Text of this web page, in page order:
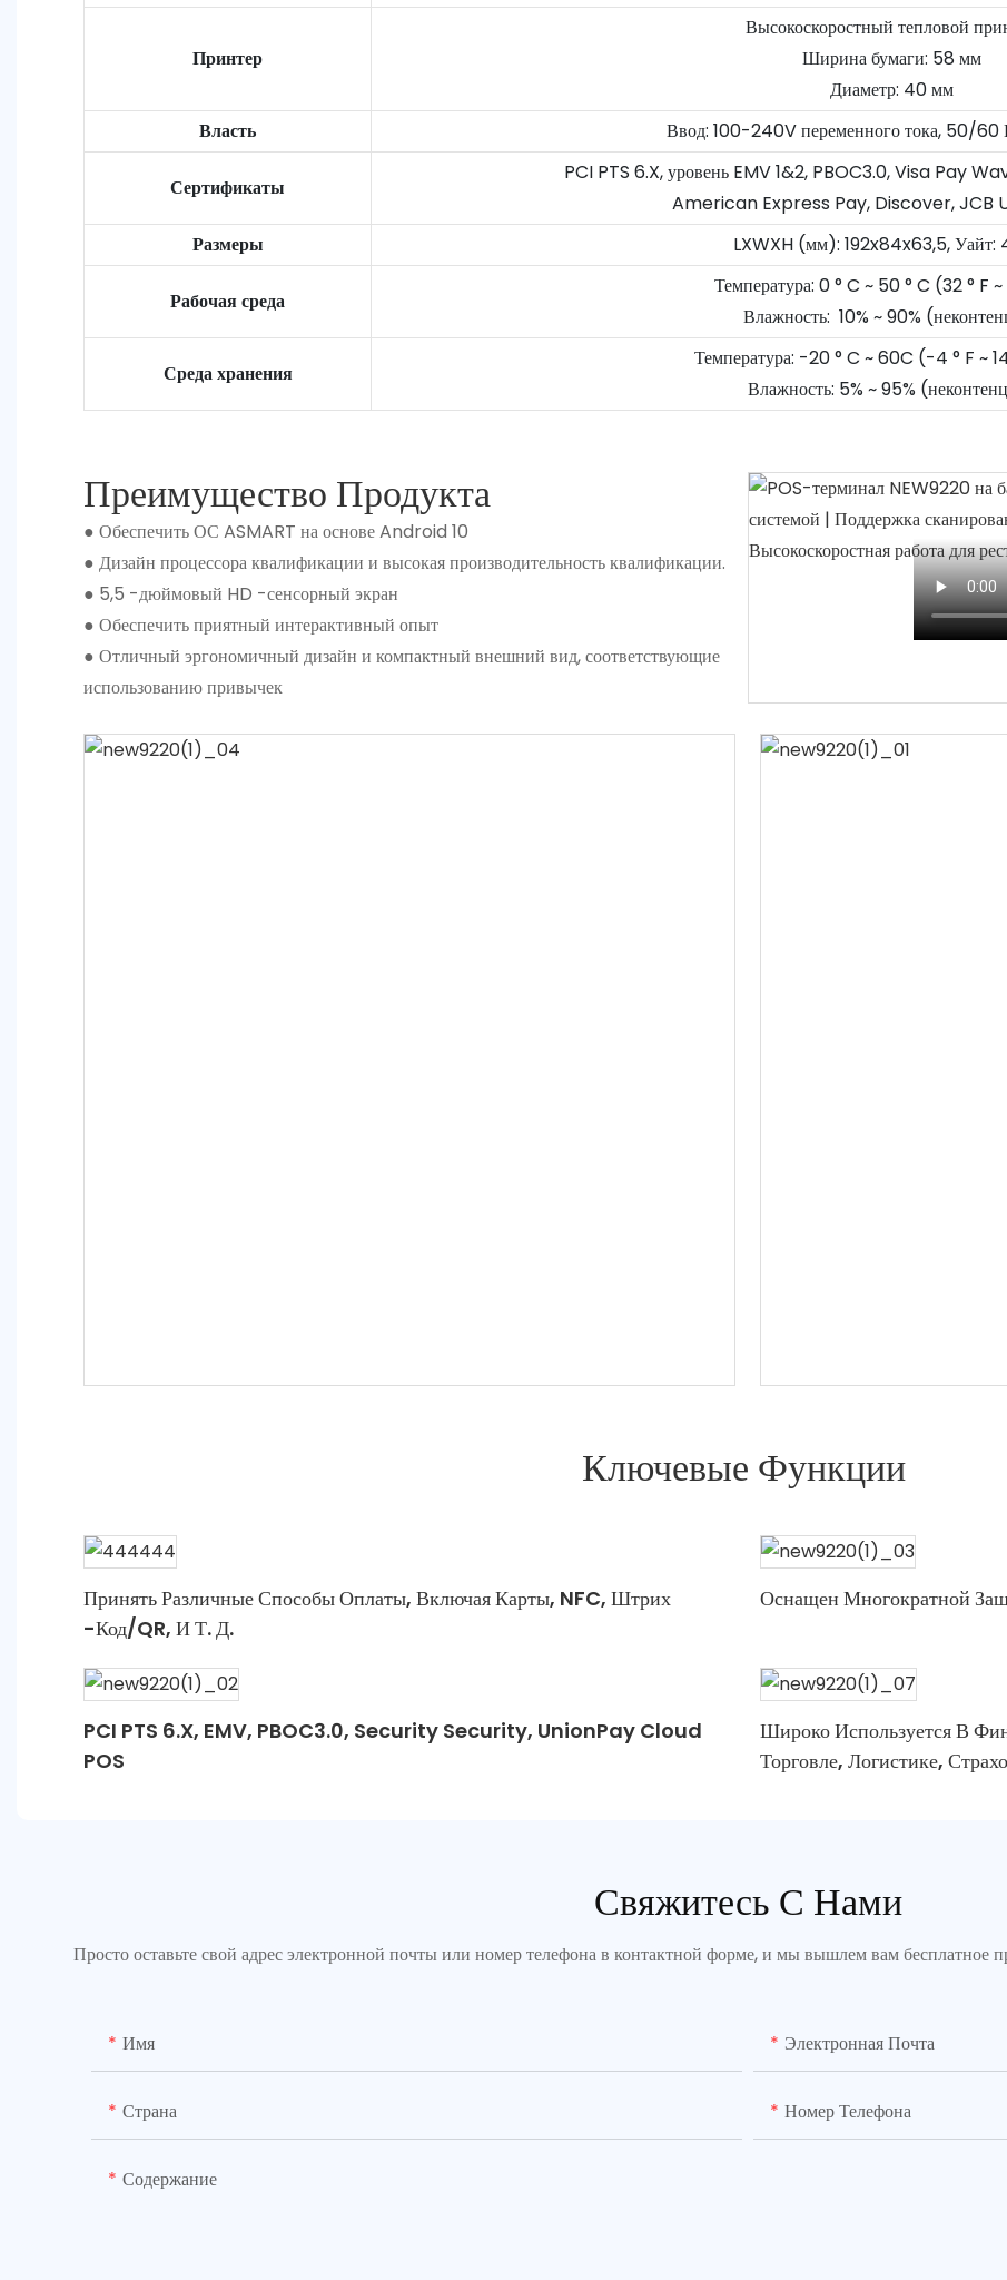
Принтер
Высокоскоростный тепловой
Ширина бумаги: 58 ​​мм
Диаметр: 40 мм
Власть
Ввод: 100-240V переменного тока, 50/60
Сертификаты
PCI PTS 6.X, уровень EMV 1&2, PBOC3.0, Visa Pay
American Express Pay, Discover, JCB
Размеры
LXWXH (мм): 192x84x63,5, Уайт:
Рабочая среда
Температура: 0 ° C ~ 50 ° C (32 ° F ~
Влажность: 10% ~ 90%
Среда хранения
Температура: -20 ° C ~ 60C (-4 ° F
Влажность: 5% ~ 95%
Преимущество Продукта
● Обеспечить ОС ASMART на основе Android 10
● Дизайн процессора квалификации и высокая производительность квалификации.
● 5,5 -дюймовый HD -сенсорный экран
● Обеспечить приятный интерактивный опыт
● Отличный эргономичный дизайн и компактный внешний вид, соответствующие
использованию привычек
Ключевые Функции
Принять Различные Способы Оплаты, Включая Карты, NFC, Штрих
-код/QR, И Т. Д.
Оснащен Многократной
PCI PTS 6.X, EMV, PBOC3.0, Security Security, UnionPay Cloud
POS
Широко Используется В
Торговле, Логистике,
Свяжитесь С Нами
Просто оставьте свой адрес электронной почты или номер телефона в контактной форме, и мы вышлем вам
Имя Электронная Почта
Страна Номер Телефона
Содержание